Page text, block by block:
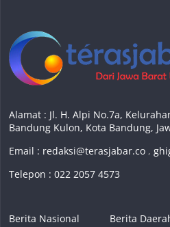
Alamat : Jl. H. Alpi No.7a,
Bandung Kulon, Kota Bandung,
Email : redaksi@terasjabar.co ,
Telepon : 022 2057 4573
Berita Nasional
Berita